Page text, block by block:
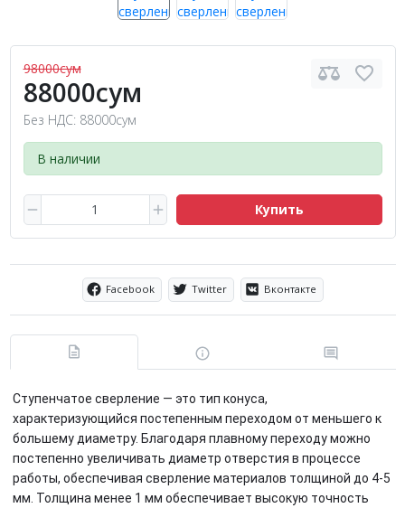
98000сум
88000сум
Без НДС: 88000сум
В наличии
Купить
Facebook Twitter Вконтакте
Ступенчатое сверление — это тип конуса,
характеризующийся постепенным переходом от меньшего к
большему диаметру. Благодаря плавному переходу можно
постепенно увеличивать диаметр отверстия в процессе
работы, обеспечивая сверление материалов толщиной до 4-5
мм. Толщина менее 1 мм обеспечивает высокую точность